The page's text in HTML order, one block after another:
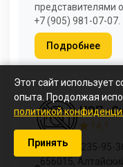
представителями
+7 (905) 981-07-07.
Подробнее
ЧОП
14,1
+7 (385) 235-95-
656015,
Этот сайт использует
опыта. Продолжая
политикой
Принять